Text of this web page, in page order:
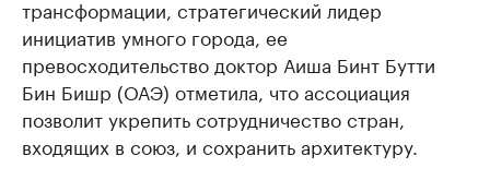
трансформации, стратегический лидер
инициатив умного города, ее
превосходительство доктор Аиша Бинт Бутти
Бин Бишр (ОАЭ) отметила, что ассоциация
позволит укрепить сотрудничество стран,
входящих в союз, и сохранить архитектуру.